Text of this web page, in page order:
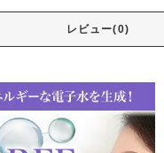
レビュー(0)